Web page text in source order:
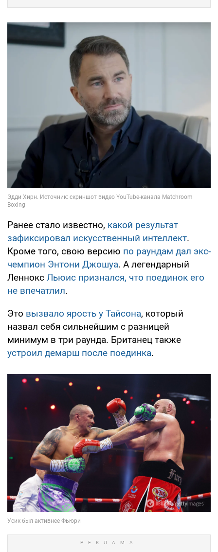
Ранее стало известно, какой результат
зафиксировал искусственный интеллект.
Кроме того, свою версию по раундам дал экс-
чемпион Энтони Джошуа. А легендарный
Леннокс Льюис признался, что поединок его
не впечатлил.
Это вызвало ярость у Тайсона, который
назвал себя сильнейшим с разницей
минимум в три раунда. Британец также
устроил демарш после поединка.